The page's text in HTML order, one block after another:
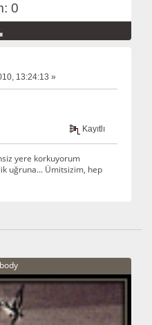
0
13:24:13 »
Kayıtlı
yere korkuyorum
uğruna... Ümitsizim, hep